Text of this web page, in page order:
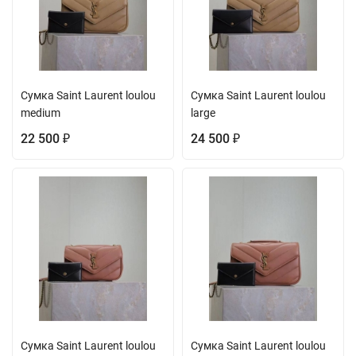
Сумка Saint Laurent loulou
medium
22 500 ₽
Сумка Saint Laurent loulou
large
24 500 ₽
Сумка Saint Laurent loulou
Сумка Saint Laurent loulou